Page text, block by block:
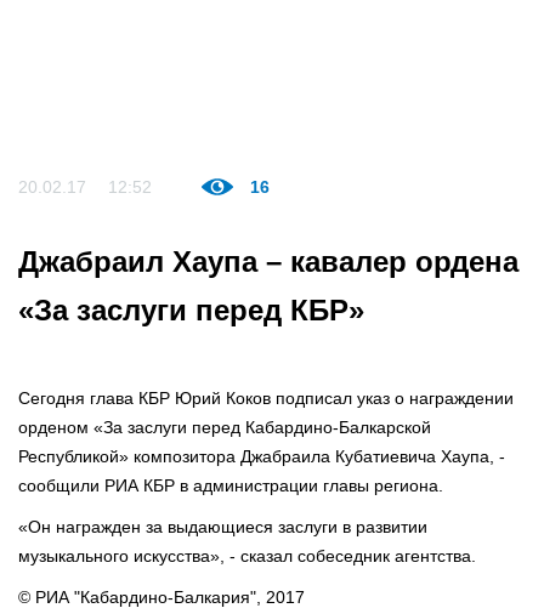
20.02.17 12:52 16
Джабраил Хаупа – кавалер ордена
«За заслуги перед КБР»
Сегодня глава КБР Юрий Коков подписал указ о награждении
орденом «За заслуги перед Кабардино-Балкарской
Республикой» композитора Джабраила Кубатиевича Хаупа, -
сообщили РИА КБР в администрации главы региона.
«Он награжден за выдающиеся заслуги в развитии
музыкального искусства», - сказал собеседник агентства.
© РИА "Кабардино-Балкария", 2017